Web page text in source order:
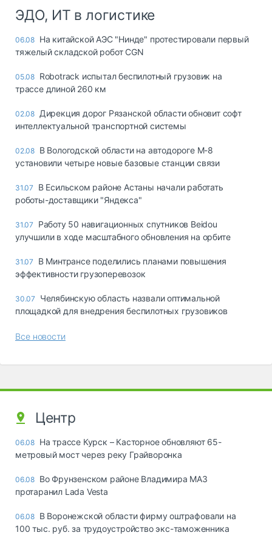
ЭДО, ИТ в логистике
06.08 На китайской АЭС "Нинде" протестировали первый
тяжелый складской робот CGN
05.08 Robotrack испытал беспилотный грузовик на
трассе длиной 260 км
02.08 Дирекция дорог Рязанской области обновит софт
интеллектуальной транспортной системы
02.08 В Вологодской области на автодороге М-8
установили четыре новые базовые станции связи
31.07
В Есильском районе Астаны начали работать
роботы-доставщики "Яндекса"
31.07
Работу 50 навигационных спутников Beidou
улучшили в ходе масштабного обновления на орбите
31.07
В Минтрансе поделились планами повышения
эффективности грузоперевозок
30.07
Челябинскую область назвали оптимальной
площадкой для внедрения беспилотных грузовиков
Все новости
Центр
06.08 На трассе Курск – Касторное обновляют 65-
метровый мост через реку Грайворонка
06.08 Во Фрунзенском районе Владимира МАЗ
протаранил Lada Vesta
06.08 В Воронежской области фирму оштрафовали на
100 тыс. руб. за трудоустройство экс-таможенника